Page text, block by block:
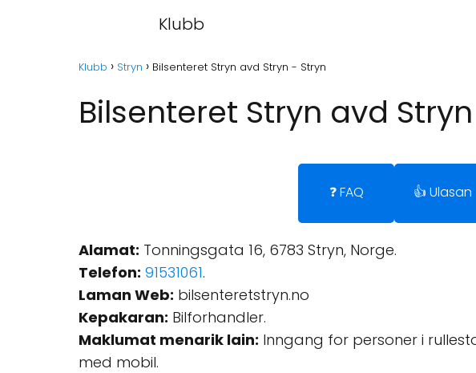
Klubb
Klubb Stryn Bilsenteret Stryn avd Stryn - Stryn
Bilsenteret Stryn avd
❓ FAQ 👍 Ulasan
Alamat: Tonningsgata 16, 6783 Stryn, Norge.
Telefon: 91531061.
Laman Web: bilsenteretstryn.no
Kepakaran: Bilforhandler.
Maklumat menarik lain: Inngang for personer i
med mobil.